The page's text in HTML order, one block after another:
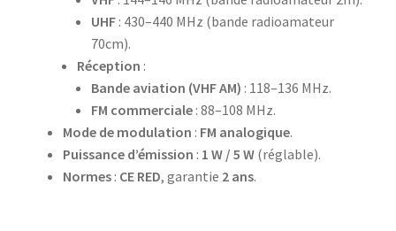
UHF: 430–440 MHz (bande radioamateur
70cm).
Réception :
Bande aviation (VHF AM) : 118–136 MHz.
FM commerciale: 88–108 MHz.
Mode de modulation : FM analogique.
Puissance d’émission : 1 W / 5 W(réglable).
Normes: CE RED, garantie 2 ans.